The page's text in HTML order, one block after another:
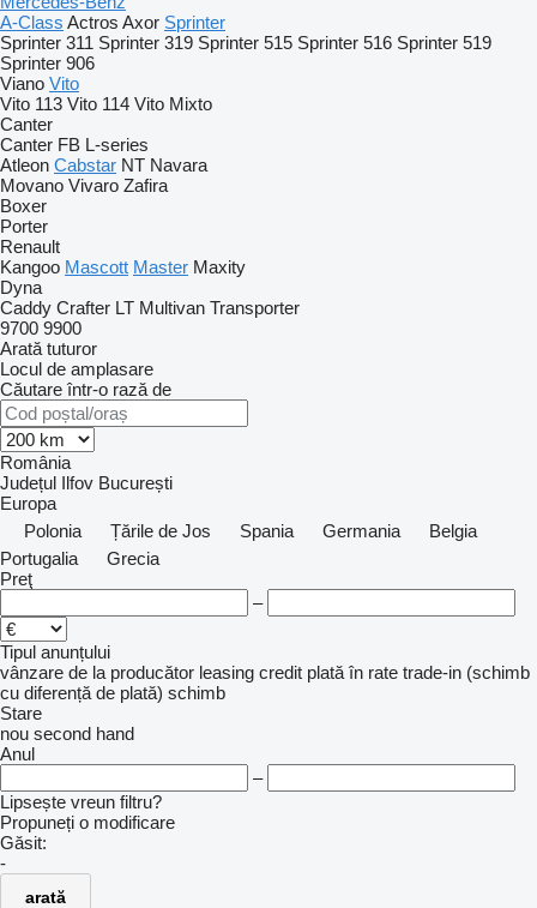
A-Class Actros Axor Sprinter
Sprinter 311 Sprinter 319 Sprinter 515 Sprinter 516 Sprinter 519
Sprinter 906
Viano Vito
Vito 113 Vito 114 Vito Mixto
Canter
Canter FB L-series
Atleon Cabstar NT Navara
Movano Vivaro Zafira
Boxer
Porter
Renault
Kangoo Mascott Master Maxity
Dyna
Caddy Crafter LT Multivan Transporter
9700 9900
Arată tuturor
Locul de amplasare
Căutare într-o rază de
România
Județul Ilfov București
Europa
Polonia
Țările de Jos Spania Germania
Belgia
Portugalia
Grecia
Preţ
–
Tipul anunțului
vânzare de la producător leasing credit plată în rate trade-in (schimb
cu diferență de plată) schimb
Stare
nou second hand
Anul
–
Lipsește vreun filtru?
Propuneți o modificare
Găsit:
-
arată